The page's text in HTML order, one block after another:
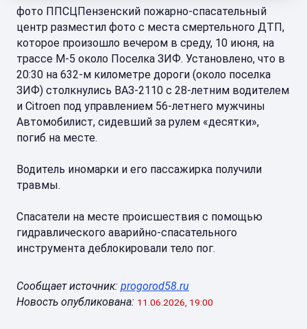
фото ППСЦПензенский пожарно-спасательный
центр разместил фото с места смертельного ДТП,
которое произошло вечером в среду, 10 июня, на
трассе М-5 около Поселка ЗИФ. Установлено, что в
20:30 на 632-м километре дороги (около поселка
ЗИФ) столкнулись ВАЗ-2110 с 28-летним водителем
и Citroen под управлением 56-летнего мужчины
Автомобилист, сидевший за рулем «десятки»,
погиб на месте.
Водитель иномарки и его пассажирка получили
травмы.
Спасатели на месте происшествия с помощью
гидравлического аварийно-спасательного
инструмента деблокировали тело пог.
Сообщает источник: progorod58.ru
Новость опубликована: 11.06.2026, 19:00